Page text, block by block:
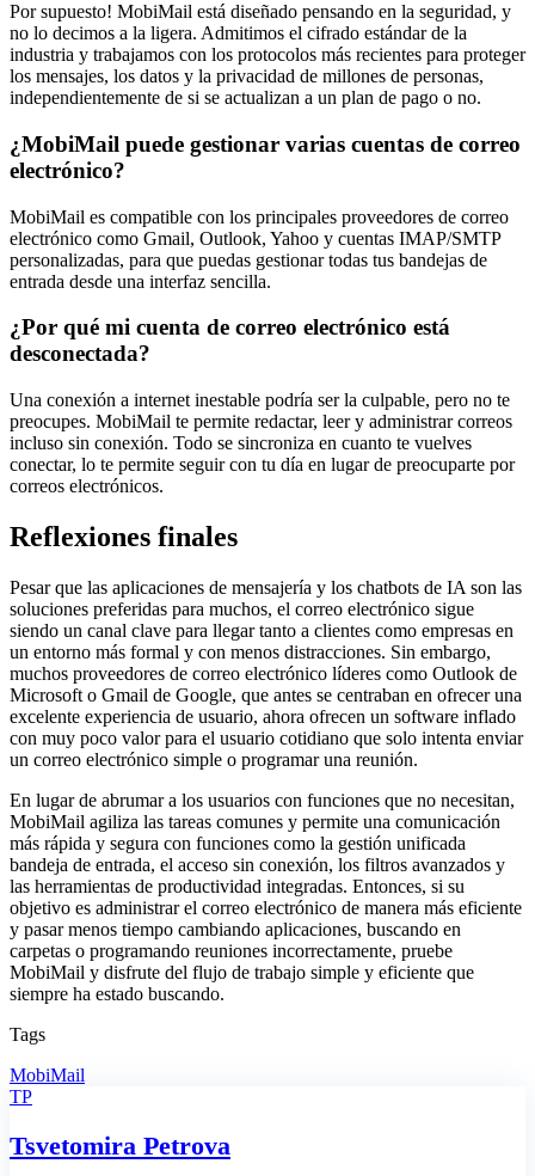
Por supuesto! MobiMail está diseñado pensando en la seguridad, y
no lo decimos a la ligera. Admitimos el cifrado estándar de la
industria y trabajamos con los protocolos más recientes para proteger
los mensajes, los datos y la privacidad de millones de personas,
independientemente de si se actualizan a un plan de pago o no.
¿MobiMail puede gestionar varias cuentas de correo
electrónico?
MobiMail es compatible con los principales proveedores de correo
electrónico como Gmail, Outlook, Yahoo y cuentas IMAP/SMTP
personalizadas, para que puedas gestionar todas tus bandejas de
entrada desde una interfaz sencilla.
¿Por qué mi cuenta de correo electrónico está
desconectada?
Una conexión a internet inestable podría ser la culpable, pero no te
preocupes. MobiMail te permite redactar, leer y administrar correos
incluso sin conexión. Todo se sincroniza en cuanto te vuelves
conectar, lo te permite seguir con tu día en lugar de preocuparte por
correos electrónicos.
Reflexiones finales
Pesar que las aplicaciones de mensajería y los chatbots de IA son las
soluciones preferidas para muchos, el correo electrónico sigue
siendo un canal clave para llegar tanto a clientes como empresas en
un entorno más formal y con menos distracciones. Sin embargo,
muchos proveedores de correo electrónico líderes como Outlook de
Microsoft o Gmail de Google, que antes se centraban en ofrecer una
excelente experiencia de usuario, ahora ofrecen un software inflado
con muy poco valor para el usuario cotidiano que solo intenta enviar
un correo electrónico simple o programar una reunión.
En lugar de abrumar a los usuarios con funciones que no necesitan,
MobiMail agiliza las tareas comunes y permite una comunicación
más rápida y segura con funciones como la gestión unificada
bandeja de entrada, el acceso sin conexión, los filtros avanzados y
las herramientas de productividad integradas. Entonces, si su
objetivo es administrar el correo electrónico de manera más eficiente
y pasar menos tiempo cambiando aplicaciones, buscando en
carpetas o programando reuniones incorrectamente, pruebe
MobiMail y disfrute del flujo de trabajo simple y eficiente que
siempre ha estado buscando.
Tags
MobiMail
TP
Tsvetomira Petrova